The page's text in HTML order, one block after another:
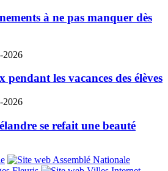
à ne pas manquer dès
2026
les vacances des élèves
2026
se refait une beauté